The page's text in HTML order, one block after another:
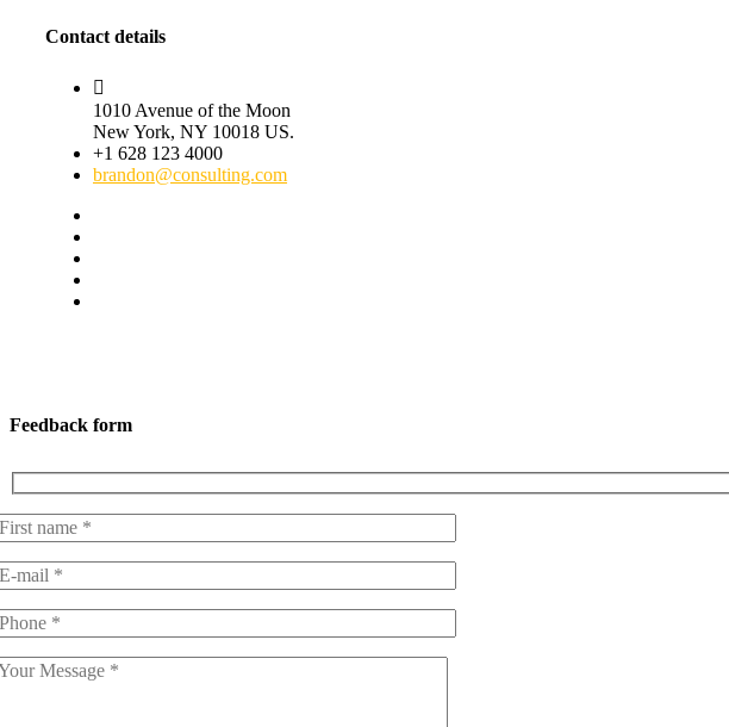
Contact details
1010 Avenue of the Moon
New York, NY 10018 US.
+1 628 123 4000
brandon@consulting.com
Feedback form